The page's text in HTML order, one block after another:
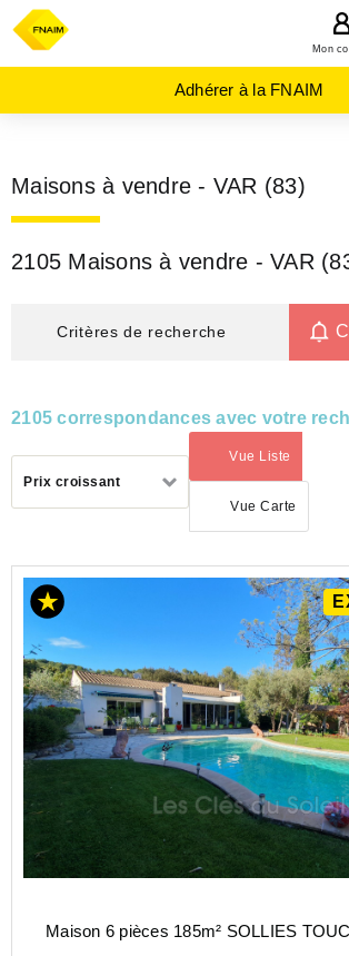
Mon
Adhérer à la FNAIM
Maisons à vendre - VAR (83)
2105 Maisons à vendre - VAR
Critères de recherche
2105 correspondances avec votre
Prix croissant
Vue Liste
(activé)
Vue Carte
ACHAT
MAISON
PROVENCE-
ALPES-
COTE-D-
AZUR
VAR
(83)
Maison 6 pièces 185m² SOLLIES